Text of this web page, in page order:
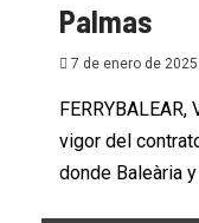
Palmas
7 de enero de 2025
vigor del
donde Baleària